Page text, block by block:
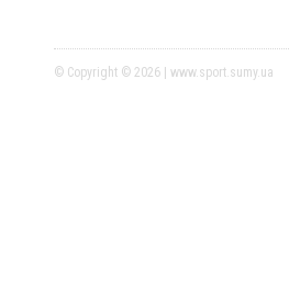
© Copyright © 2026 | www.sport.sumy.ua